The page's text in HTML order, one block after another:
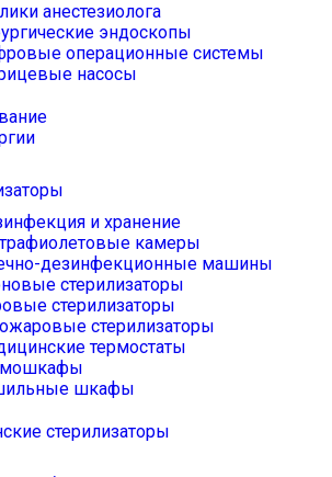
анестезиолога
эндоскопы
операционные системы
насосы
и хранение
камеры
дезинфекционные машины
стерилизаторы
стерилизаторы
стерилизаторы
термостаты
шкафы
стерилизаторы